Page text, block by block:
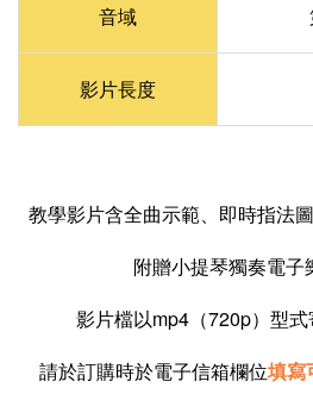
音域
影片長度
教學影片含全曲示範、即時指法
附贈小提琴獨奏電子
影片檔以mp4（720p）型
請於訂購時於電子信箱欄位填寫